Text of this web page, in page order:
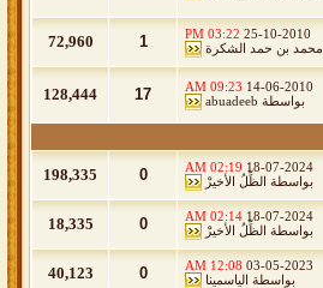
25-10-2010
03:22 PM
محمد بن حمد الشكرة 1
72,960
14-06-2010
09:23 AM
بواسطة abuadeeb
17
128,444
18-07-2024
02:19 AM
بواسطة الظِّلُ الأخيرْ 0
198,335
18-07-2024
02:14 AM
بواسطة الظِّلُ الأخيرْ 0
18,335
03-05-2023
12:08 AM
بواسطة الياسمينا 0
40,123